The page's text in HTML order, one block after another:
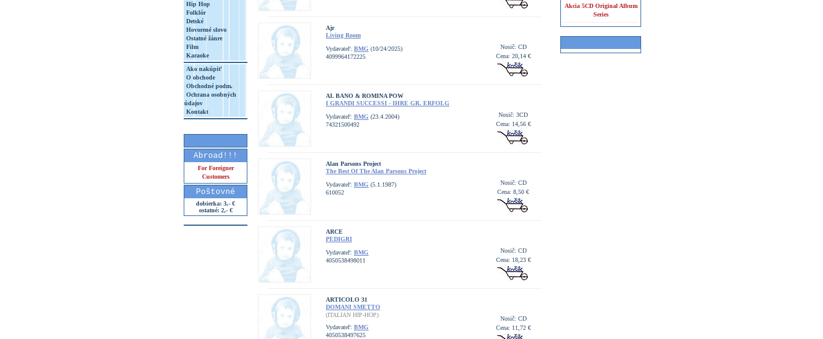
Hip Hop
Folklór
Detské
Hovorené slovo
Ostatné žánre
Film
Karaoke
Ako nakúpiť
O obchode
Obchodné podm.
Ochrana osobných
údajov
Kontakt
Abroad!!!
For Foreigner
Customers
Poštovné
dobierka: 3,- €
ostatné: 2,- €
Ajr
Living Room
Vydavateľ: BMG (10/24/2025)
4099964172225
Nosič: CD
Cena: 20,14 €
AL BANO & ROMINA POW
I GRANDI SUCCESSI - IHRE GR. ERFOLG
Vydavateľ: BMG (23.4.2004)
74321500492
Nosič: 3CD
Cena: 14,56 €
Alan Parsons Project
The Best Of The Alan Parsons Project
Vydavateľ: BMG (5.1.1987)
610052
Nosič: CD
Cena: 8,50 €
ARCE
PEDIGRI
Vydavateľ: BMG
4050538498011
Nosič: CD
Cena: 18,23 €
ARTICOLO 31
DOMANI SMETTO
(ITALIAN HIP-HOP)
Vydavateľ: BMG
4050538497625
Nosič: CD
Cena: 11,72 €
Akcia 5CD Original Album
Series